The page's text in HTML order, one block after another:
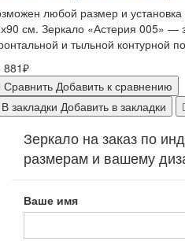
любой размер и
см. Зеркало «Астерия 005» —
и тыльной контурной
881₽
Сравнить Добавить к сравнению
закладки Добавить в закладки
Зеркало на заказ по
размерам и вашему
Ваше имя